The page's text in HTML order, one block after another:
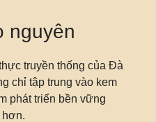
nguyên
truyền thống của Đà
chỉ tập trung vào kem
phát triển bền vững
hơn.